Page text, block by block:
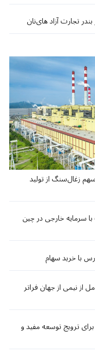
تجارت آزاد های‌نان
بار سهم زغال‌سنگ از تولید
حدود ۴۸۰۰ شرکت با سرمایه خارجی در چین
با خرید سهام
از نیمی از جهان فراتر
ترویج توسعه مفید و